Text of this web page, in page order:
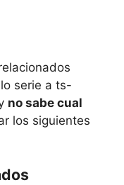
serie a ts-
no sabe cual
los siguientes